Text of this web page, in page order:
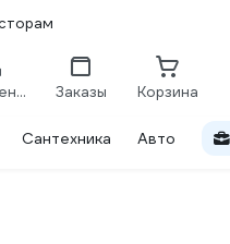
Сравнение Заказы Корзина
Сантехника Авто